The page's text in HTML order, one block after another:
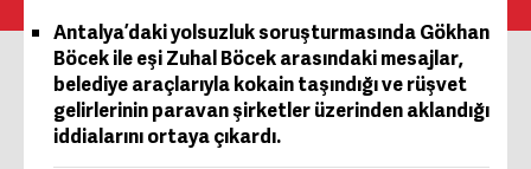
Antalya’daki yolsuzluk soruşturmasında Gökhan
Böcek ile eşi Zuhal Böcek arasındaki mesajlar,
belediye araçlarıyla kokain taşındığı ve rüşvet
gelirlerinin paravan şirketler üzerinden aklandığı
iddialarını ortaya çıkardı.